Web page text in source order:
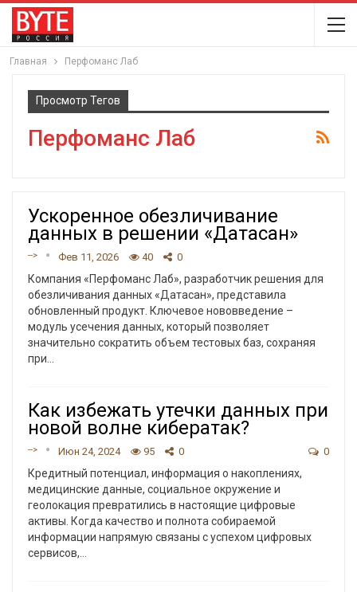
Главная Перфоманс Лаб
Просмотр Тегов
Перфоманс Лаб
Ускоренное обезличивание
данных в решении «Датасан»
--> Фев 11, 2026 40 0
Компания «Перфоманс Лаб», разработчик решения для
обезличивания данных «Датасан», представила
обновленный продукт. Ключевое нововведение –
модуль усечения данных, который позволяет
значительно сократить объем тестовых баз, сохраняя
при
Как избежать утечки данных при
новой волне кибератак?
--> Июн 24, 2024 95 0 0
Кредитный потенциал, информация о накоплениях,
медицинские данные, социальное окружение и
геолокация превратились в настоящие цифровые
активы. Когда качество и полнота собираемой
информации напрямую связаны с успехом цифровых
сервисов,…